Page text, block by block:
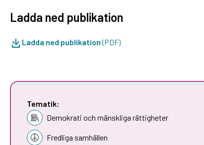
Ladda ned publikation
Ladda ned publikation(PDF)
Tematik:
Demokrati och mänskliga rättigheter
Fredliga samhällen